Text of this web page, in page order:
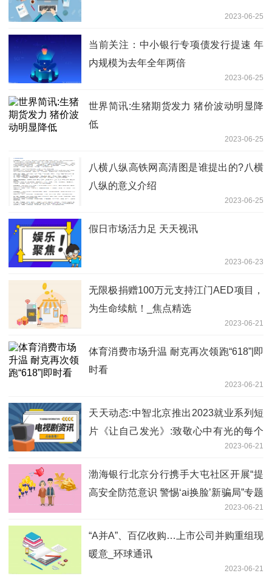
2023-06-25
当前关注：中小银行专项债发行提速 年
内规模为去年全年两倍
2023-06-25
世界简讯:生猪期货发力 猪价波动明显降
低
2023-06-25
八横八纵高铁网高清图是谁提出的?八横
八纵的意义介绍
2023-06-25
假日市场活力足 天天视讯
2023-06-23
无限极捐赠100万元支持江门AED项目，
为生命续航！_焦点精选
2023-06-21
体育消费市场升温 耐克再次领跑“618”|即
时看
2023-06-21
天天动态:中智北京推出2023就业系列短
片《让自己发光》:致敬心中有光的每个
2023-06-21
渤海银行北京分行携手大屯社区开展“提
高安全防范意识 警惕‘ai换脸’新骗局”专题
2023-06-21
“A并A”、百亿收购…上市公司并购重组现
暖意_环球通讯
2023-06-21